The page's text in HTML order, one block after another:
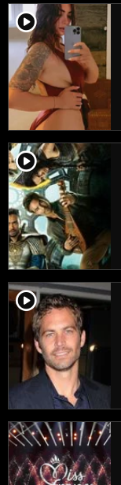
player2
player2
player2